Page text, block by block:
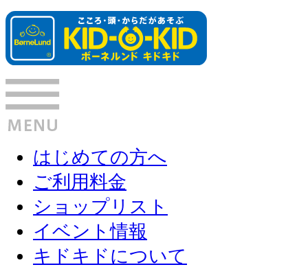
はじめての方へ
ご利用料金
ショップリスト
イベント情報
キドキドについて